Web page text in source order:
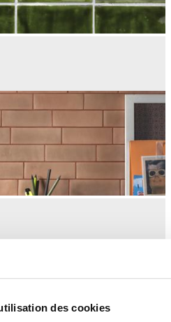
des cookies